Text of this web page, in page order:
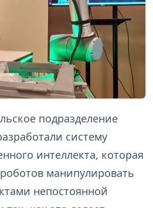
подразделение
систему
интеллекта, которая
манипулировать
непостоянной